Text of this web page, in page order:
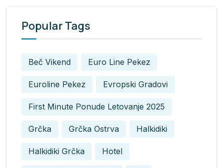
Popular Tags
Beč Vikend Euro Line Pekez
Euroline Pekez Evropski Gradovi
First Minute Ponude Letovanje 2025
Grčka Grčka Ostrva Halkidiki
Halkidiki Grčka Hotel